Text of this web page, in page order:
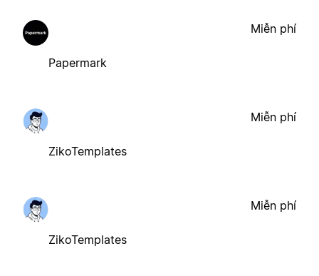
Papermark
Miễn phí
ZikoTemplates
Miễn phí
ZikoTemplates
Miễn phí